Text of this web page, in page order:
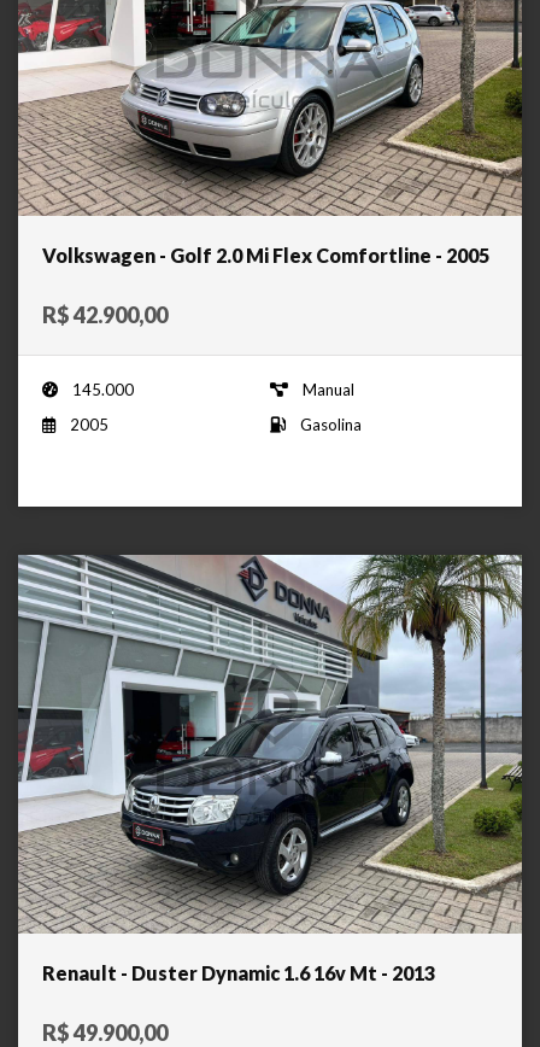
Volkswagen - Golf 2.0 Mi Flex Comfortline - 2005
R$ 42.900,00
145.000
Manual
2005
Gasolina
Renault - Duster Dynamic 1.6 16v Mt - 2013
R$ 49.900,00